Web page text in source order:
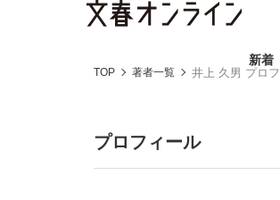
新着
TOP 著者一覧 井上 久男 プロ
プロフィール